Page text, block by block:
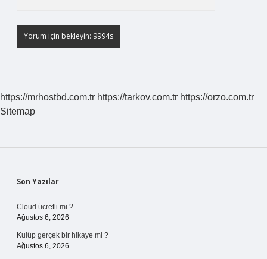
https://mrhostbd.com.tr https://tarkov.com.tr https://orzo.com.tr
Sitemap
Sidebar
Son Yazılar
Cloud ücretli mi ?
Ağustos 6, 2026
Kulüp gerçek bir hikaye mi ?
Ağustos 6, 2026